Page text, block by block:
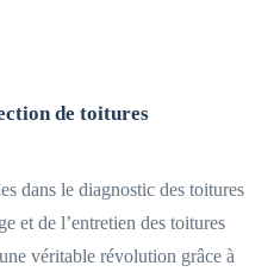
de toitures
dans le diagnostic des toitures
et de l’entretien des toitures
véritable révolution grâce à